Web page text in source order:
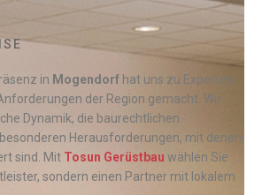
in Mogendorf hat uns zu Experten
der Region gemacht. Wir
Dynamik, die baurechtlichen
Herausforderungen, mit denen
sind. Mit Tosun Gerüstbau wählen Sie
sondern einen Partner mit lokalem